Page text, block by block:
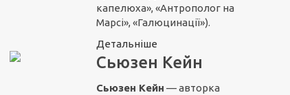
капелюха», «Антрополог на
Марсі», «Галюцинації»).
Детальніше
Сьюзен Кейн
Сьюзен Кейн — авторка